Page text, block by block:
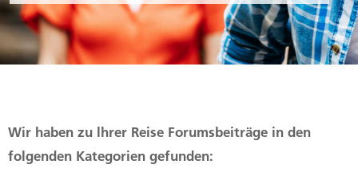
Wir haben zu lhrer Reise Forumsbeiträge in den
folgenden Kategorien gefunden: